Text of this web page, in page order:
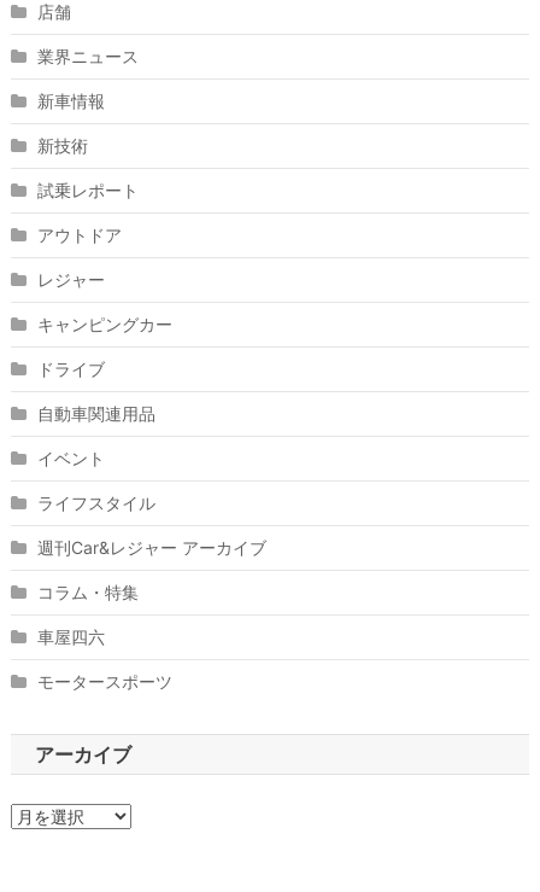
店舗
業界ニュース
新車情報
新技術
試乗レポート
アウトドア
レジャー
キャンピングカー
ドライブ
自動車関連用品
イベント
ライフスタイル
週刊Car&レジャー アーカイブ
コラム・特集
車屋四六
モータースポーツ
アーカイブ
ア